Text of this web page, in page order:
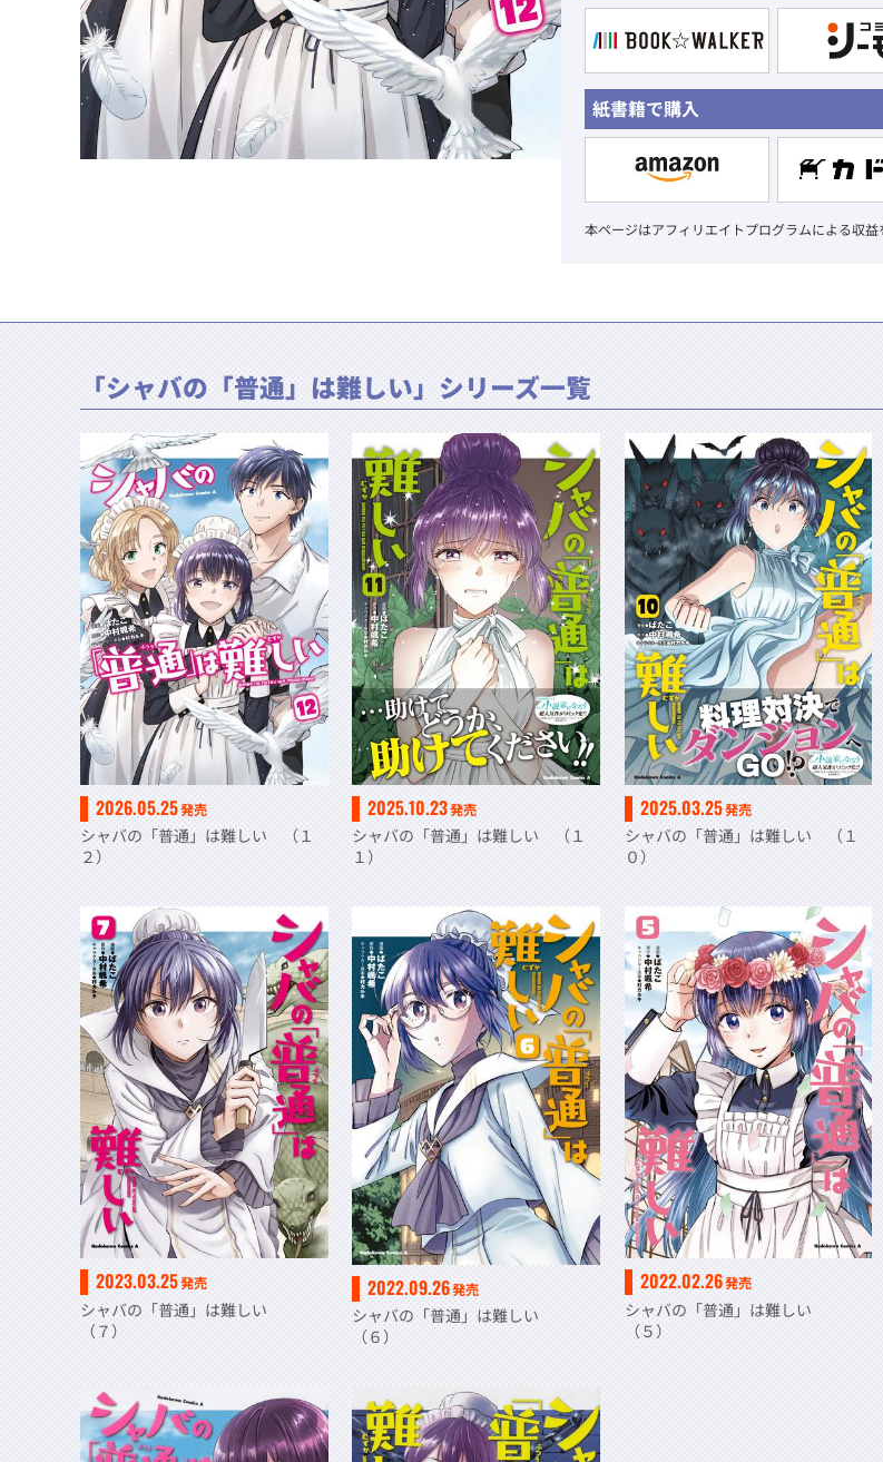
紙書籍で購入
本ページはアフィリエイトプログラムによる収
「シャバの「普通」は難しい」シリーズ一覧
2026.05.25発売
シャバの「普通」は難しい （１
２）
2025.10.23発売
シャバの「普通」は難しい （１
１）
2025.03.25発売
シャバの「普通」は難しい （１
０）
2023.03.25発売
シャバの「普通」は難しい
（７）
2022.09.26発売
シャバの「普通」は難しい
（６）
2022.02.26発売
シャバの「普通」は難しい
（５）